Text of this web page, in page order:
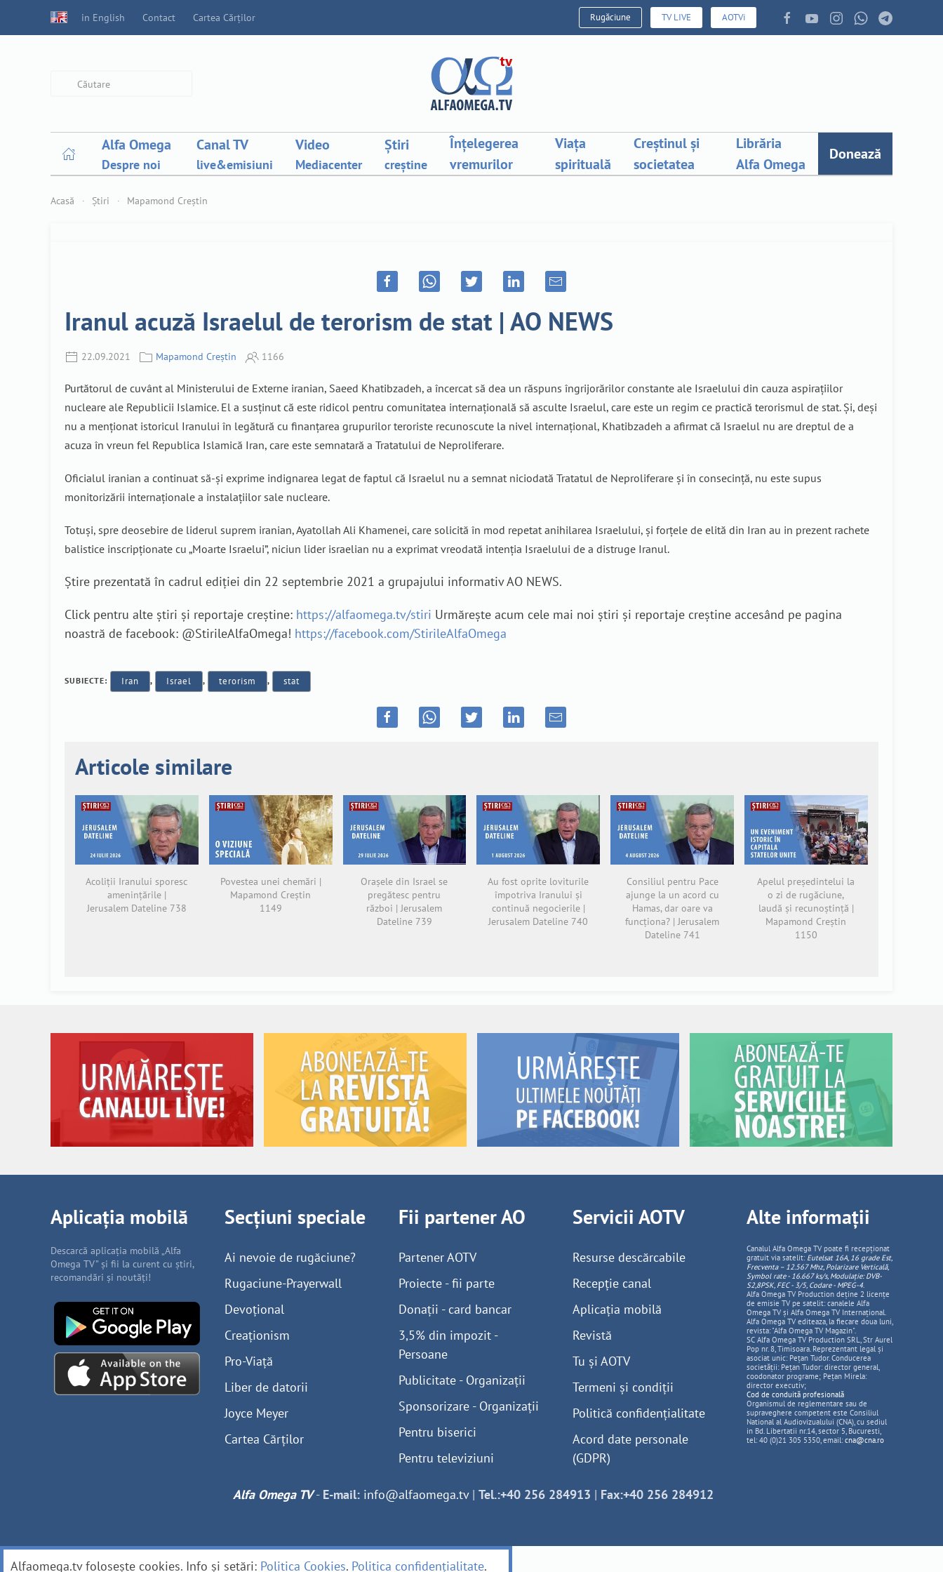
in English Contact Cartea Cărților Rugăciune TV LIVE AOTVi
Alfa Omega
Despre noi
Canal TV
live&emisiuni
Video
Mediacenter
Știri
creștine
Înțelegerea
vremurilor
Viața
spirituală
Creștinul și
societatea
Librăria
Alfa Omega
Donează
Acasă Știri Mapamond Creștin
Iranul acuză Israelul de terorism de stat | AO NEWS
22.09.2021 Mapamond Creștin 1166
Purtătorul de cuvânt al Ministerului de Externe iranian, Saeed Khatibzadeh, a încercat să dea un răspuns îngrijorărilor constante ale Israelului din cauza aspirațiilor
nucleare ale Republicii Islamice. El a susținut că este ridicol pentru comunitatea internațională să asculte Israelul, care este un regim ce practică terorismul de stat. Și, deși
nu a menționat istoricul Iranului în legătură cu finanțarea grupurilor teroriste recunoscute la nivel internațional, Khatibzadeh a afirmat că Israelul nu are dreptul de a
acuza în vreun fel Republica Islamică Iran, care este semnatară a Tratatului de Neproliferare.
Oficialul iranian a continuat să-și exprime indignarea legat de faptul că Israelul nu a semnat niciodată Tratatul de Neproliferare și în consecință, nu este supus
monitorizării internaționale a instalațiilor sale nucleare.
Totuși, spre deosebire de liderul suprem iranian, Ayatollah Ali Khamenei, care solicită în mod repetat anihilarea Israelului, și forțele de elită din Iran au in prezent rachete
balistice inscripționate cu „Moarte Israelui”, niciun lider israelian nu a exprimat vreodată intenția Israelului de a distruge Iranul.
Știre prezentată în cadrul ediției din 22 septembrie 2021 a grupajului informativ AO NEWS.
Click pentru alte știri și reportaje creștine: https://alfaomega.tv/stiri Urmărește acum cele mai noi știri și reportaje creștine accesând pe pagina
noastră de facebook: @StirileAlfaOmega! https://facebook.com/StirileAlfaOmega
SUBIECTE: Iran , Israel , terorism , stat
Articole similare
Acoliții Iranului sporesc
amenințările |
Jerusalem Dateline 738
Povestea unei chemări |
Mapamond Creștin
1149
Orașele din Israel se
pregătesc pentru
război | Jerusalem
Dateline 739
Au fost oprite loviturile
împotriva Iranului și
continuă negocierile |
Jerusalem Dateline 740
Consiliul pentru Pace
ajunge la un acord cu
Hamas, dar oare va
funcționa? | Jerusalem
Dateline 741
Apelul președintelui la
o zi de rugăciune,
laudă și recunoștință |
Mapamond Creștin
1150
Aplicația mobilă
Descarcă aplicația mobilă „Alfa
Omega TV” și fii la curent cu știri,
recomandări și noutăți!
Secțiuni speciale
Ai nevoie de rugăciune?
Rugaciune-Prayerwall
Devoțional
Creaționism
Pro-Viață
Liber de datorii
Joyce Meyer
Cartea Cărților
Fii partener AO
Partener AOTV
Proiecte - fii parte
Donații - card bancar
3,5% din impozit -
Persoane
Publicitate - Organizații
Sponsorizare - Organizații
Pentru biserici
Pentru televiziuni
Servicii AOTV
Resurse descărcabile
Recepție canal
Aplicația mobilă
Revistă
Tu și AOTV
Termeni și condiții
Politică confidențialitate
Acord date personale
(GDPR)
Alte informații
Canalul Alfa Omega TV poate fi recepționat
gratuit via satelit: Eutelsat 16A, 16 grade Est,
Frecventa – 12.567 Mhz, PolarizareVerticală,
Symbol rate - 16.667 ks/s, Modulație: DVB-
S2,8PSK, FEC - 3/5, Codare - MPEG-4.
Alfa Omega TV Production deține 2 licențe
de emisie TV pe satelit: canalele Alfa
Omega TV și Alfa Omega TV Internațional.
Alfa Omega TV editeaza, la fiecare doua luni,
revista: "Alfa Omega TV Magazin".
SC Alfa Omega TV Production SRL, Str Aurel
Pop nr. 8, Timisoara. Reprezentant legal și
asociat unic: Pețan Tudor. Conducerea
societății: Pețan Tudor: director general,
coodonator programe; Pețan Mirela:
director executiv;
Cod de conduită profesională
Organismul de reglementare sau de
supraveghere competent este Consiliul
National al Audiovizualului (CNA), cu sediul
in Bd. Libertatii nr.14, sector 5, Bucuresti,
tel: 40 (0)21 305 5350, email: cna@cna.ro
Alfa Omega TV- E-mail: info@alfaomega.tv| Tel.:+40 256 284913 | Fax:+40 256 284912
Alfaomega.tv folosește cookies. Info și setări: Politica Cookies. Politica confidențialitate.